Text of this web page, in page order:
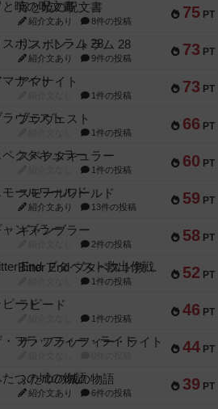
75 PT
宵と暁の呪文書
紹介文あり 8件の投稿
73 PT
リスボン・トラム 28
紹介文あり 9件の投稿
73 PT
アマナイト
1件の投稿
66 PT
ブラヴェスト
1件の投稿
60 PT
スペクタキュラー
1件の投稿
59 PT
スモールワールド
紹介文あり 13件の投稿
58 PT
ギャンブラー
2件の投稿
52 PT
Bitter End ブタペスト救出作戦
1件の投稿
46 PT
ラピード
1件の投稿
44 PT
ザ・フラッフィー・ライト
39 PT
ふたつの城の物語
紹介文あり 6件の投稿